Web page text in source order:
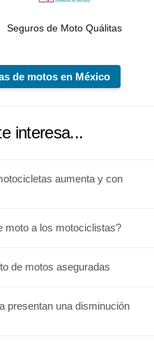
Seguros de Moto Quálitas
de motos en México
interesa...
aumenta y con
moto a los motociclistas?
de motos aseguradas
presentan una disminución